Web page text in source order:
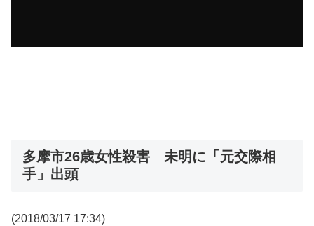
多摩市26歳女性殺害 未明に「元交際相
手」出頭
(2018/03/17 17:34)